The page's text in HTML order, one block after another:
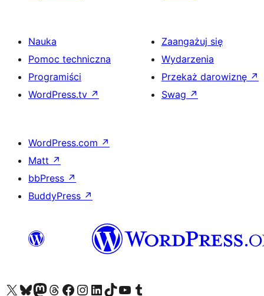
Nauka
Pomoc techniczna
Programiści
WordPress.tv ↗
Zaangażuj się
Wydarzenia
Przekaż darowiznę ↗
Swag ↗
WordPress.com ↗
Matt ↗
bbPress ↗
BuddyPress ↗
Odwiedź nasze konto X (dawniej Twitter)
Odwiedź nasze konto Bluesky
Odwiedź nasze konto na Mastodoncie
Odwiedź naszego Threadsa
Odwiedź naszego Facebooka
Odwiedź nasze konto na Instagramie
Odwiedź nasze konto na LinkedIn
Odwiedź naszego TikToka
Odwiedź nasz kanał YouTube
Odwiedź naszego Tumblra